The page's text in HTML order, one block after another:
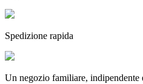
Spedizione rapida
Un negozio familiare, indipendente